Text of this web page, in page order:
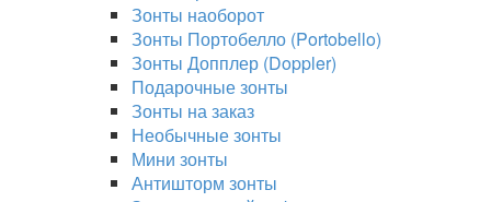
Зонты наоборот
Зонты Портобелло (Portobello)
Зонты Допплер (Doppler)
Подарочные зонты
Зонты на заказ
Необычные зонты
Мини зонты
Антишторм зонты